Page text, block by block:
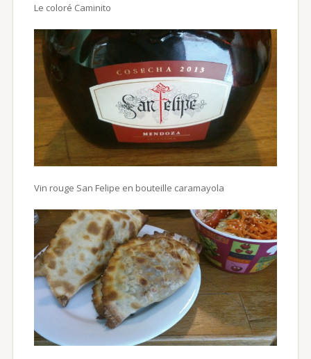
Le coloré Caminito
Vin rouge San Felipe en bouteille caramayola